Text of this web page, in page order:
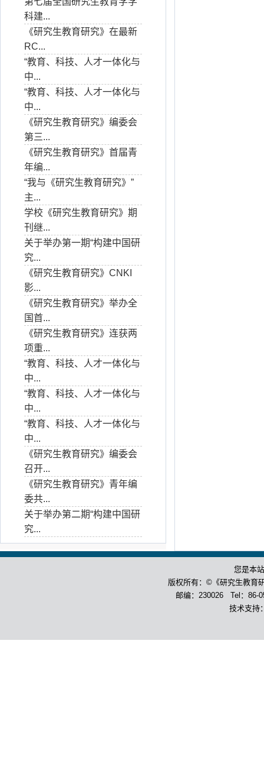
科建...
《研究生教育研究》在最新
RC...
“教育、科技、人才一体化与
中...
“教育、科技、人才一体化与
中...
《研究生教育研究》编委会
第三...
《研究生教育研究》首届青
年编...
“我与《研究生教育研究》”
主...
学校《研究生教育研究》期
刊继...
关于举办第一期“构建中国研
究...
《研究生教育研究》CNKI
影...
《研究生教育研究》举办全
国首...
《研究生教育研究》连获两
项重...
“教育、科技、人才一体化与
中...
“教育、科技、人才一体化与
中...
“教育、科技、人才一体化与
中...
《研究生教育研究》编委会
召开...
《研究生教育研究》青年编
委共...
关于举办第二期“构建中国研
究...
您是本
版权所有：©《研究生教育
邮编：230026 Tel：86-
技术支持